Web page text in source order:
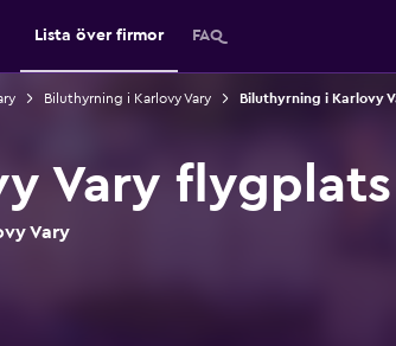
Lista över firmor FAQ
Biluthyrning i Karlovy Vary Biluthyrning i Karlovy
Vary flygplats
Vary